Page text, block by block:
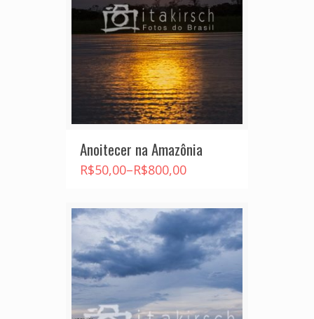
Anoitecer na Amazônia
R$50,00–R$800,00